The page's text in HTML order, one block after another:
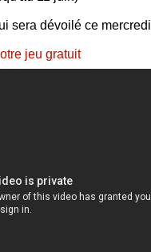
sera dévoilé ce mercredi
jeu gratuit